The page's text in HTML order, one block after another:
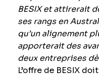
BESIX et attirerait
ses rangs en
qu’un alignement
apporterait des
deux entreprises
L’offre de BESIX